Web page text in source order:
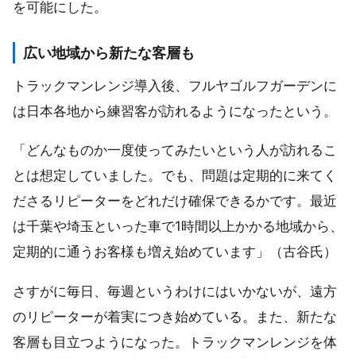
を可能にした。
広い地域から新たな客層も
トラックマンレンジ導入後、フルヤゴルフガーデンに
は日本各地から練習客が訪れるようになったという。
「どんなものか一度使ってみたいという人が訪れるこ
とは想定していました。でも、問題は定期的に来てく
ださるリピーターをどれだけ確保できるかです。最近
は千葉や埼玉といった車で1時間以上かかる地域から、
定期的に通うお客様も増え始めています」（古谷氏）
さすがに毎日、毎週というわけにはいかないが、遠方
のリピーターが着実につき始めている。また、新たな
客層も目立つようになった。トラックマンレンジを体